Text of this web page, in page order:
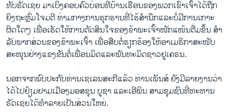
ທັບ​ຣັດ​ເຊຍ ມາ​ເບິ່ງ​ຄອບ​ຄົວບ່ອນ​ທີ່​ບ້ານ​ເຮືອນ​ຂອງ​ພວກ​ເຂົາ​ເຈົ້າ​ໄດ້​ຖືກ​
ຍິງ​ຖະ​ຫຼົ່ມ​ໂຈມ​ຕີ ທ່າມ​ກາງ​ການຮຸກ​ຮານ​ທີ່​ໄຮ້​ສຳ​ນຶກ​ແລະ​ບໍ່​ມີ​ການ​ເກາະ​
ຜິດ​ໃດໆ ເພື່ອ​ເຮັດ​ໃຫ້​ການ​ຕັດ​ສິນ​ໃຈຂອງ​ຂ້າ​ພະ​ເຈົ້າ​ໜັກ​ແໜ້ນ​ຕື່ມ​ຂຶ້ນ ສຳ​
ລັບ​ພາກ​ສ່ວນ​ຂອງ​ຂ້າ​ພະ​ເຈົ້າ ເພື່ອ​ສືບ​ຕໍ່ຮຽກ​ຮ້ອງ​ໃຫ້​ອາ​ເມ​ຣິ​ກາ​ສະ​ໜັບ​
ສະ​ໜຸນ​ຢ່າງ​ແຂງ​ຂັນ​ຕໍ່​ເພື່ອນ​ມິດ​ແລະ​ພັນ​ທະມິດ​ຊາວ​ຢູ​ເຄ​ຣນ.
ນອກ​ຈາກ​ພົບ​ປະ​ກັບ​ທ່ານ​ເຊ​ເລນ​ສະ​ກີ​ແລ້ວ ທ່ານ​ເພັນ​ສ໌ ຍັງ​ມີ​ລາຍ​ງານ​ວ່າ​
ໄດ້​ໄປ​ຢ້ຽມ​ຢາມ​ເມືອງມອ​ສ​ຊຸນ ບູ​ຊາ ແລະ​ເອີພິນ ສາມ​ຊຸມ​ຊົນ​ທີ່​ທະ​ຫານ​
ຣັດ​ເຊຍ​ໄດ້​ທຳລາຍ​ເປັນ​ສ່ວນ​ໃຫຍ່.